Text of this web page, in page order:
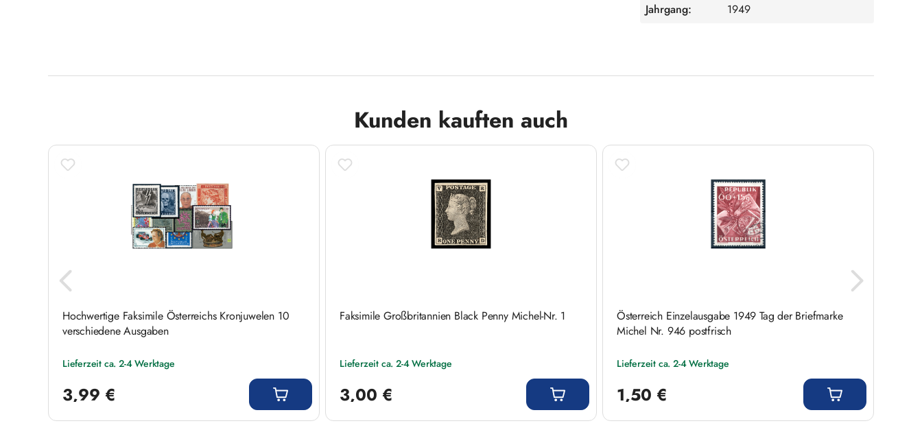
Jahrgang:
1949
Kunden kauften auch
Hochwertige Faksimile Österreichs Kronjuwelen 10
verschiedene Ausgaben
Lieferzeit ca. 2-4 Werktage
3,99 €
Faksimile Großbritannien Black Penny Michel-Nr. 1
Lieferzeit ca. 2-4 Werktage
3,00 €
Österreich Einzelausgabe 1949 Tag der Briefmarke
Michel Nr. 946 postfrisch
Lieferzeit ca. 2-4 Werktage
1,50 €